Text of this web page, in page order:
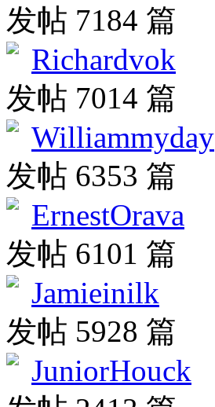
发帖 7184 篇
Richardvok
发帖 7014 篇
Williammyday
发帖 6353 篇
ErnestOrava
发帖 6101 篇
Jamieinilk
发帖 5928 篇
JuniorHouck